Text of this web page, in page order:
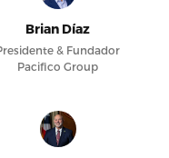
Brian Díaz
& Fundador
Pacifico Group